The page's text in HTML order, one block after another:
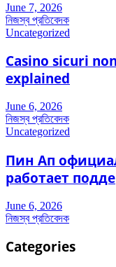
June 7, 2026
নিজস্ব প্রতিবেদক
Uncategorized
Casino sicuri
explained
June 6, 2026
নিজস্ব প্রতিবেদক
Uncategorized
Пин Ап
работает
June 6, 2026
নিজস্ব প্রতিবেদক
Categories